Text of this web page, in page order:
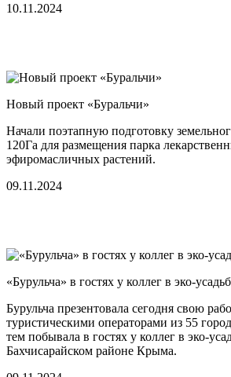
10.11.2024
Новый проект «Буральчи»
Начали поэтапную подготовку
120Га для размещения парка
эфиромасличных растений.
09.11.2024
«Бурульча» в гостях у коллег в эко-
Бурульча презентовала сегодня свою
туристическими операторами из 55
тем побывала в гостях у коллег в эко-
Бахчисарайском районе Крыма.